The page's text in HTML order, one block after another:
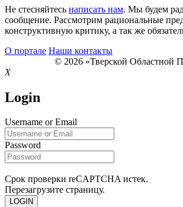
Не стесняйтесь написать нам. Мы будем
сообщение. Рассмотрим рациональные
конструктивную критику, а так же
О портале Наши контакты
© 2026 «Тверской Областной
X
Login
Username or Email
Password
Срок проверки reCAPTCHA истек.
Перезагрузите страницу.
LOGIN